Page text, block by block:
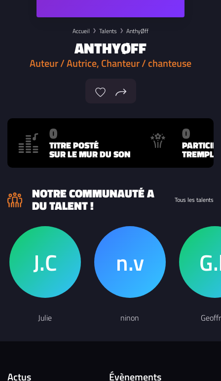
Accueil Talents AnthyØff
ANTHYØFF
Auteur / Autrice, Chanteur / chanteuse
0
TITRE POSTÉ
SUR LE MUR DU SON
0
NOTRE COMMUNAUTÉ A
DU TALENT ! Tous les talents
Julie ninon
Actus Évènements